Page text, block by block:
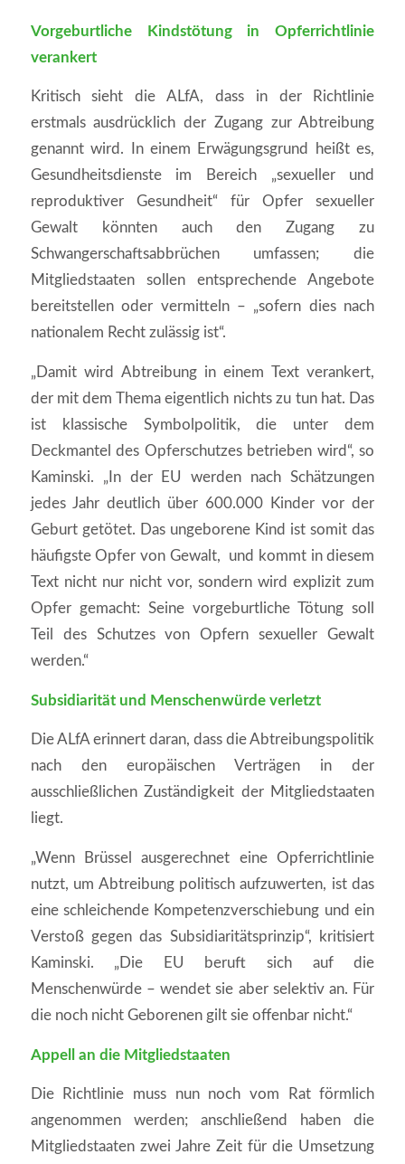
Vorgeburtliche Kindstötung in Opferrichtlinie
verankert
Kritisch sieht die ALfA, dass in der Richtlinie
erstmals ausdrücklich der Zugang zur Abtreibung
genannt wird. In einem Erwägungsgrund heißt es,
Gesundheitsdienste im Bereich „sexueller und
reproduktiver Gesundheit“ für Opfer sexueller
Gewalt könnten auch den Zugang zu
Schwangerschaftsabbrüchen umfassen; die
Mitgliedstaaten sollen entsprechende Angebote
bereitstellen oder vermitteln – „sofern dies nach
nationalem Recht zulässig ist“.
„Damit wird Abtreibung in einem Text verankert,
der mit dem Thema eigentlich nichts zu tun hat. Das
ist klassische Symbolpolitik, die unter dem
Deckmantel des Opferschutzes betrieben wird“, so
Kaminski. „In der EU werden nach Schätzungen
jedes Jahr deutlich über 600.000 Kinder vor der
Geburt getötet. Das ungeborene Kind ist somit das
häufigste Opfer von Gewalt, und kommt in diesem
Text nicht nur nicht vor, sondern wird explizit zum
Opfer gemacht: Seine vorgeburtliche Tötung soll
Teil des Schutzes von Opfern sexueller Gewalt
werden.“
Subsidiarität und Menschenwürde verletzt
Die ALfA erinnert daran, dass die Abtreibungspolitik
nach den europäischen Verträgen in der
ausschließlichen Zuständigkeit der Mitgliedstaaten
liegt.
„Wenn Brüssel ausgerechnet eine Opferrichtlinie
nutzt, um Abtreibung politisch aufzuwerten, ist das
eine schleichende Kompetenzverschiebung und ein
Verstoß gegen das Subsidiaritätsprinzip“, kritisiert
Kaminski. „Die EU beruft sich auf die
Menschenwürde – wendet sie aber selektiv an. Für
die noch nicht Geborenen gilt sie offenbar nicht.“
Appell an die Mitgliedstaaten
Die Richtlinie muss nun noch vom Rat förmlich
angenommen werden; anschließend haben die
Mitgliedstaaten zwei Jahre Zeit für die Umsetzung